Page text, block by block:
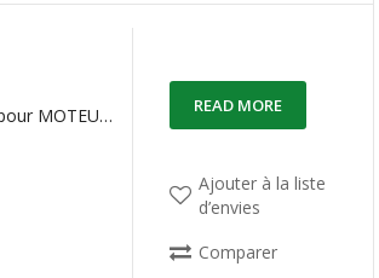
ESC30A CONTROLEUR DE VITESSE pour MOTEUR BRUSHLESS RAPTOR BLS-Pro W-FW030004-S3S2 READ MORE
Ajouter à la liste
d’envies
Comparer